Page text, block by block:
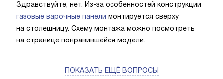
Здравствуйте, нет. Из-за особенностей конструкции
газовые варочные панели монтируется сверху
на столешницу. Схему монтажа можно посмотреть
на странице понравившейся модели.
ПОКАЗАТЬ ЕЩЁ ВОПРОСЫ